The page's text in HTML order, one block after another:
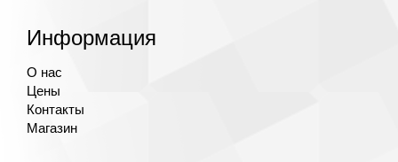
Информация
О нас
Цены
Контакты
Магазин